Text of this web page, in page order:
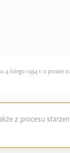
4 lutego 1994 r. o
z procesu